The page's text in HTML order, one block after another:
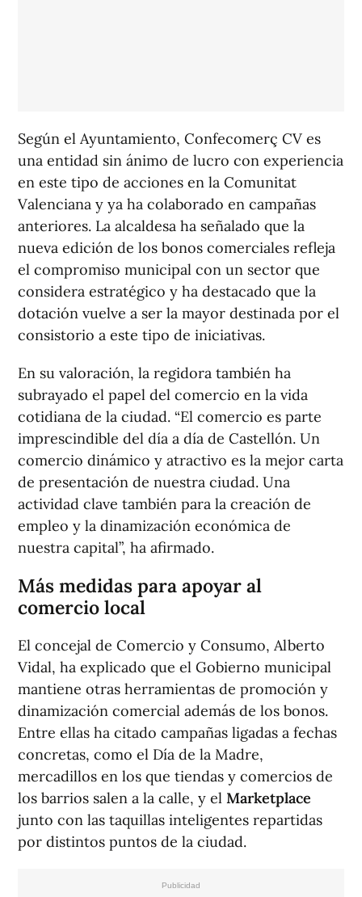
Según el Ayuntamiento, Confecomerç CV es
una entidad sin ánimo de lucro con experiencia
en este tipo de acciones en la Comunitat
Valenciana y ya ha colaborado en campañas
anteriores. La alcaldesa ha señalado que la
nueva edición de los bonos comerciales refleja
el compromiso municipal con un sector que
considera estratégico y ha destacado que la
dotación vuelve a ser la mayor destinada por el
consistorio a este tipo de iniciativas.
En su valoración, la regidora también ha
subrayado el papel del comercio en la vida
cotidiana de la ciudad. “El comercio es parte
imprescindible del día a día de Castellón. Un
comercio dinámico y atractivo es la mejor carta
de presentación de nuestra ciudad. Una
actividad clave también para la creación de
empleo y la dinamización económica de
nuestra capital”, ha afirmado.
Más medidas para apoyar al
comercio local
El concejal de Comercio y Consumo, Alberto
Vidal, ha explicado que el Gobierno municipal
mantiene otras herramientas de promoción y
dinamización comercial además de los bonos.
Entre ellas ha citado campañas ligadas a fechas
concretas, como el Día de la Madre,
mercadillos en los que tiendas y comercios de
los barrios salen a la calle, y el Marketplace
junto con las taquillas inteligentes repartidas
por distintos puntos de la ciudad.